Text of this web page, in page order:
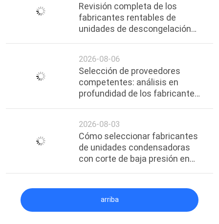
Revisión completa de los
fabricantes rentables de
unidades de descongelación
2026-08-06
Selección de proveedores
competentes: análisis en
profundidad de los fabricantes
2026-08-03
Cómo seleccionar fabricantes
de unidades condensadoras
con corte de baja presión en
arriba